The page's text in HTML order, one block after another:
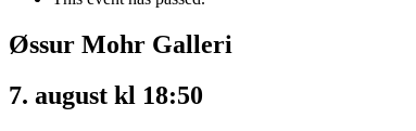
Øssur Mohr Galleri
7. august kl 18:50